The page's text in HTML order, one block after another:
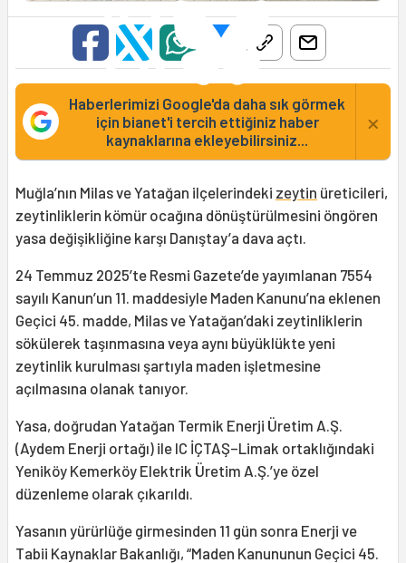
Haberlerimizi Google'da daha sık görmek
için bianet'i tercih ettiğiniz haber
kaynaklarına ekleyebilirsiniz...
×
Muğla’nın Milas ve Yatağan ilçelerindeki zeytin üreticileri,
zeytinliklerin kömür ocağına dönüştürülmesini öngören
yasa değişikliğine karşı Danıştay’a dava açtı.
24 Temmuz 2025’te Resmi Gazete’de yayımlanan 7554
sayılı Kanun’un 11. maddesiyle Maden Kanunu’na eklenen
Geçici 45. madde, Milas ve Yatağan’daki zeytinliklerin
sökülerek taşınmasına veya aynı büyüklükte yeni
zeytinlik kurulması şartıyla maden işletmesine
açılmasına olanak tanıyor.
Yasa, doğrudan Yatağan Termik Enerji Üretim A.Ş.
(Aydem Enerji ortağı) ile IC İÇTAŞ–Limak ortaklığındaki
Yeniköy Kemerköy Elektrik Üretim A.Ş.’ye özel
düzenleme olarak çıkarıldı.
Yasanın yürürlüğe girmesinden 11 gün sonra Enerji ve
Tabii Kaynaklar Bakanlığı, “Maden Kanununun Geçici 45.